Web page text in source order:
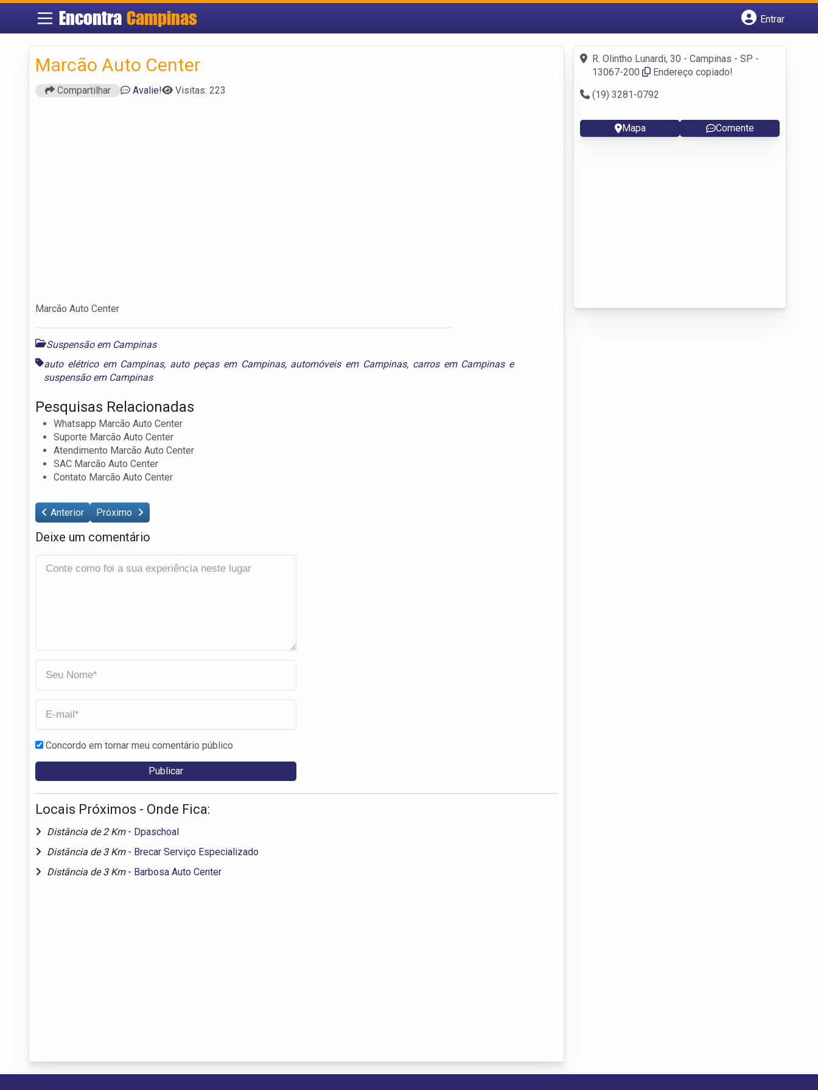
EncontraCampinas
Entrar
Fazer login
Criar conta
Marcão Auto Center
Compartilhar Avalie! Visitas: 223
Marcão Auto Center
Suspensão em Campinas
auto elétrico em Campinas, auto peças em Campinas, automóveis em Campinas, carros em Campinase
suspensão em Campinas
Pesquisas Relacionadas
Whatsapp Marcão Auto Center
Suporte Marcão Auto Center
Atendimento Marcão Auto Center
SAC Marcão Auto Center
Contato Marcão Auto Center
Anterior Próximo
Deixe um comentário
Concordo em tornar meu comentário público
Locais Próximos - Onde Fica:
Distância de 2 Km - Dpaschoal
Distância de 3 Km - Brecar Serviço Especializado
Distância de 3 Km - Barbosa Auto Center
R. Olintho Lunardi, 30 - Campinas - SP -
13067-200
Endereço copiado!
(19) 3281-0792
Mapa Comente